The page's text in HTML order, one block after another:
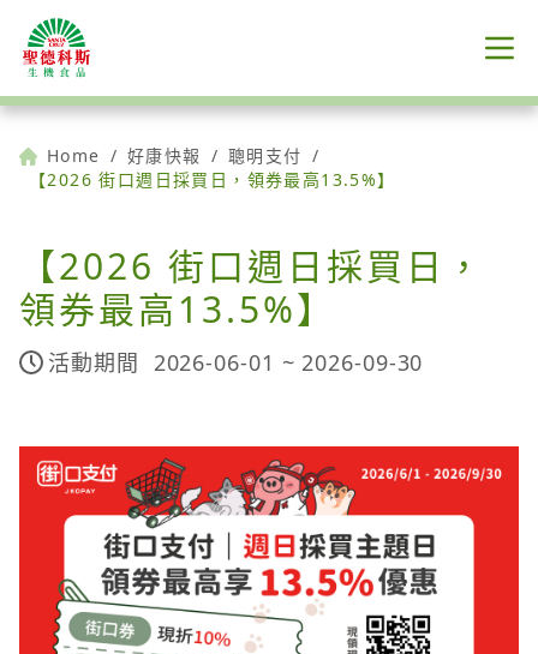
Home / 好康快報 / 聰明支付 /
【2026 街口週日採買日，領券最高13.5%】
【2026 街口週日採買日，
領券最高13.5%】
活動期間 2026-06-01 ~ 2026-09-30